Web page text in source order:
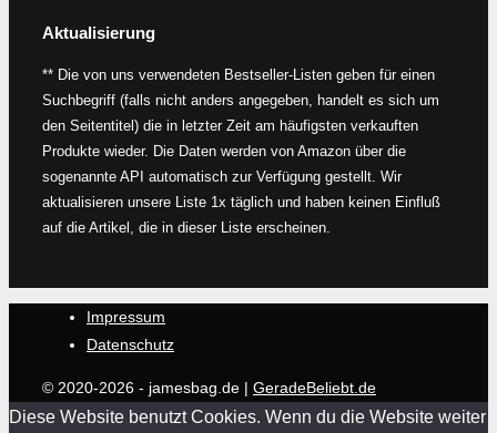
Aktualisierung
** Die von uns verwendeten Bestseller-Listen geben für einen
Suchbegriff (falls nicht anders angegeben, handelt es sich um
den Seitentitel) die in letzter Zeit am häufigsten verkauften
Produkte wieder. Die Daten werden von Amazon über die
sogenannte API automatisch zur Verfügung gestellt. Wir
aktualisieren unsere Liste 1x täglich und haben keinen Einfluß
auf die Artikel, die in dieser Liste erscheinen.
Impressum
Datenschutz
© 2020-2026 - jamesbag.de | GeradeBeliebt.de
Diese Website benutzt Cookies. Wenn du die Website weiter